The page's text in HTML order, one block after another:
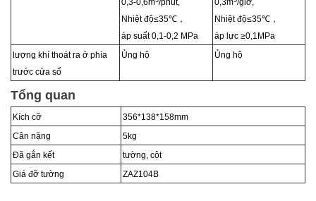
0,3-0,6m /phút,
Nhiệt độ≤35℃，
áp suất 0,1-0,2 MPa
0,3m /giờ,
Nhiệt độ≤35℃，
áp lực ≥0,1MPa
lượng khí thoát ra ở phía
trước cửa sổ
Ủng hộ Ủng hộ
Tổng quan
Kích cỡ 356*138*158mm
Cân nặng
5kg
Đã gắn kết
tường, cột
Giá đỡ tường
ZAZ104B